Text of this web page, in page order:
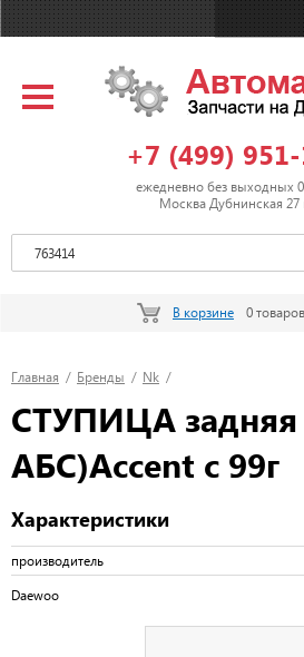
+7 (499)
ежедневно без выходных
Москва Дубнинская 27
В корзине 0 товаров
Главная / Бренды / Nk /
СТУПИЦА задняя
АБС)Accent c 99г
Характеристики
производитель
Daewoo